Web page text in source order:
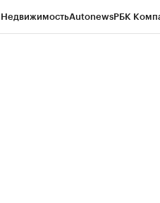
НедвижимостьAutonewsРБК